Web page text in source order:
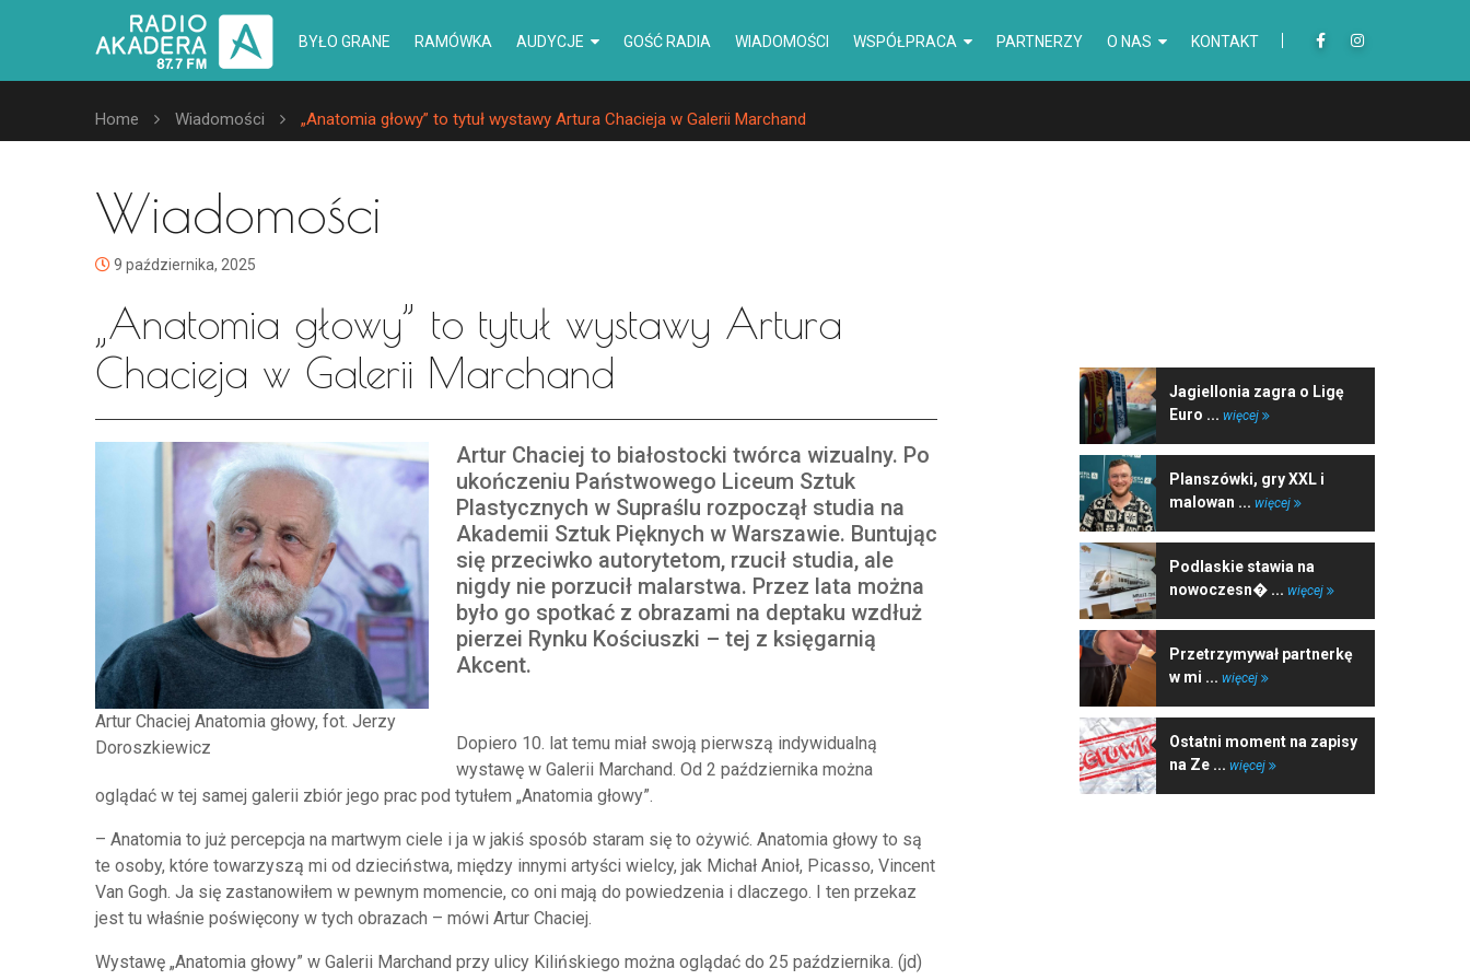
BYŁO GRANE RAMÓWKA AUDYCJE GOŚĆ RADIA WIADOMOŚCI WSPÓŁPRACA PARTNERZY O NAS KONTAKT
Home Wiadomości „Anatomia głowy” to tytuł wystawy Artura Chacieja w Galerii Marchand
Wiadomości
9 października, 2025
„Anatomia głowy” to tytuł wystawy Artura
Chacieja w Galerii Marchand
Artur Chaciej Anatomia głowy, fot. Jerzy
Doroszkiewicz
Artur Chaciej to białostocki twórca wizualny. Po
ukończeniu Państwowego Liceum Sztuk
Plastycznych w Supraślu rozpoczął studia na
Akademii Sztuk Pięknych w Warszawie. Buntując
się przeciwko autorytetom, rzucił studia, ale
nigdy nie porzucił malarstwa. Przez lata można
było go spotkać z obrazami na deptaku wzdłuż
pierzei Rynku Kościuszki – tej z księgarnią
Akcent.
Dopiero 10. lat temu miał swoją pierwszą indywidualną
wystawę w Galerii Marchand. Od 2 października można
oglądać w tej samej galerii zbiór jego prac pod tytułem „Anatomia głowy”.
– Anatomia to już percepcja na martwym ciele i ja w jakiś sposób staram się to ożywić. Anatomia głowy to są
te osoby, które towarzyszą mi od dzieciństwa, między innymi artyści wielcy, jak Michał Anioł, Picasso, Vincent
Van Gogh. Ja się zastanowiłem w pewnym momencie, co oni mają do powiedzenia i dlaczego. I ten przekaz
jest tu właśnie poświęcony w tych obrazach – mówi Artur Chaciej.
Wystawę „Anatomia głowy” w Galerii Marchand przy ulicy Kilińskiego można oglądać do 25 października. (jd)
Jagiellonia zagra o Ligę
Euro ... więcej
Planszówki, gry XXL i
malowan ... więcej
Podlaskie stawia na
nowoczesn� ... więcej
Przetrzymywał partnerkę
w mi ... więcej
Ostatni moment na zapisy
na Ze ... więcej